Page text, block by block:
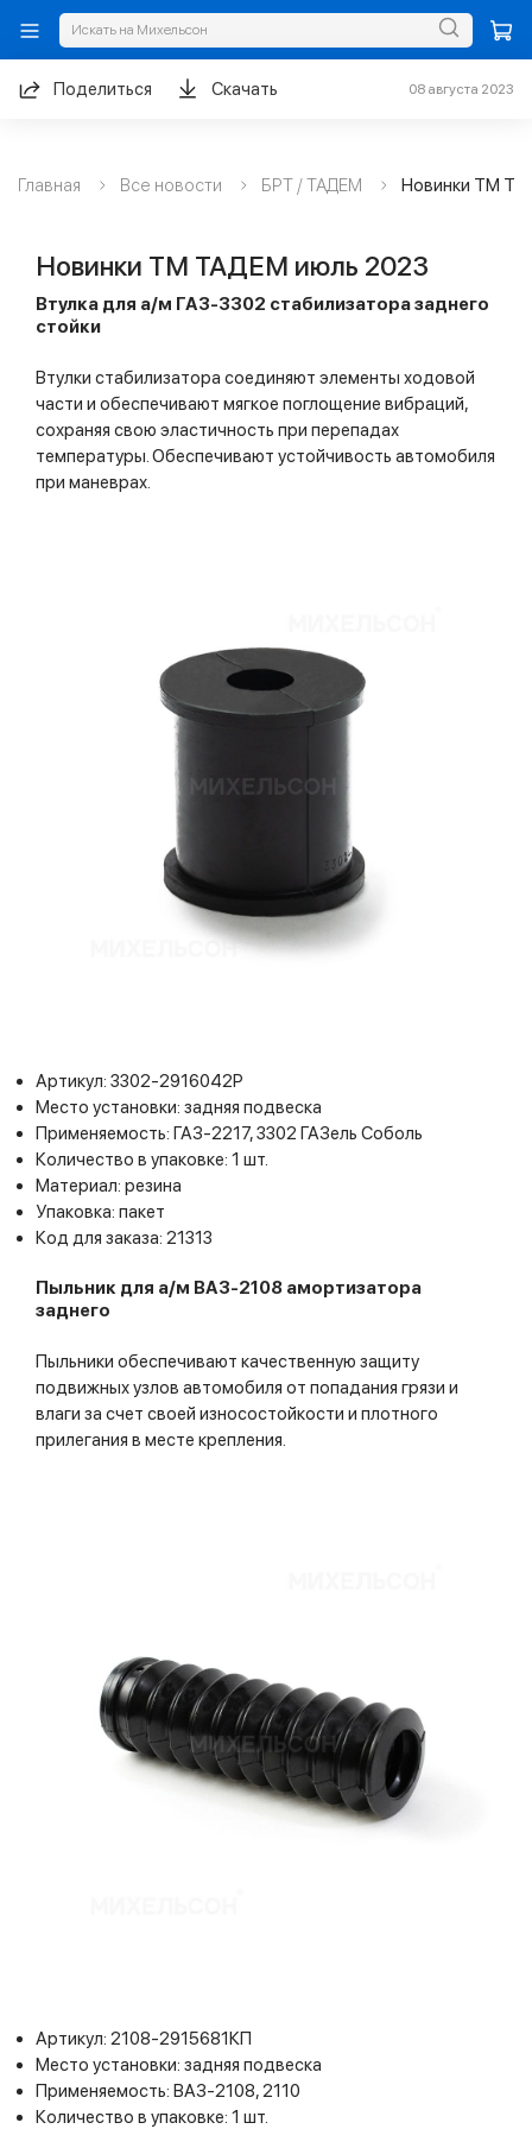
Главная Все новости БРТ / ТАДЕМ Новинки ТМ
Поделиться Скачать 08 августа 2023
Новинки ТМ ТАДЕМ июль 2023
Втулка для а/м ГАЗ-3302 стабилизатора заднего
стойки
Втулки стабилизатора соединяют элементы ходовой
части и обеспечивают мягкое поглощение вибраций,
сохраняя свою эластичность при перепадах
температуры. Обеспечивают устойчивость автомобиля
при маневрах.
Артикул: 3302-2916042Р
Место установки: задняя подвеска
Применяемость: ГАЗ-2217, 3302 ГАЗель Соболь
Количество в упаковке: 1 шт.
Материал: резина
Упаковка: пакет
Код для заказа: 21313
Пыльник для а/м ВАЗ-2108 амортизатора
заднего
Пыльники обеспечивают качественную защиту
подвижных узлов автомобиля от попадания грязи и
влаги за счет своей износостойкости и плотного
прилегания в месте крепления.
Артикул: 2108-2915681КП
Место установки: задняя подвеска
Применяемость: ВАЗ-2108, 2110
Количество в упаковке: 1 шт.